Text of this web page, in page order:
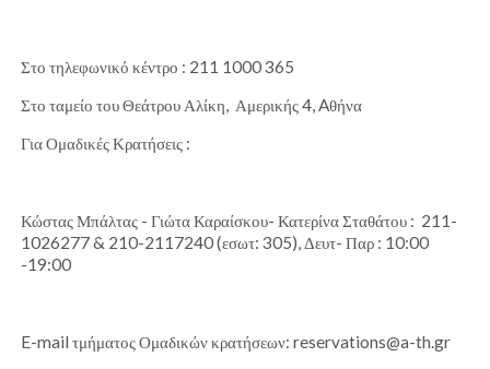
Στο τηλεφωνικό κέντρο : 211 1000 365
Στο ταμείο του Θεάτρου Αλίκη, Αμερικής 4, Aθήνα
Για Ομαδικές Κρατήσεις :
Κώστας Μπάλτας - Γιώτα Καραίσκου- Κατερίνα Σταθάτου : 211-
1026277 & 210-2117240 (εσωτ: 305), Δευτ- Παρ : 10:00
-19:00
E-mail τμήματος Ομαδικών κρατήσεων: reservations@a-th.gr